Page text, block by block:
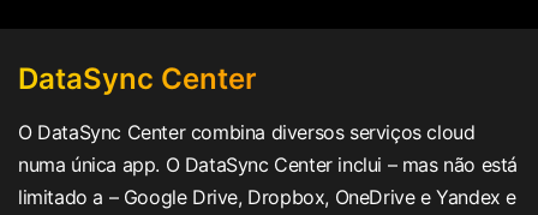
DataSync Center
O DataSync Center combina diversos serviços cloud
numa única app. O DataSync Center inclui – mas não está
limitado a – Google Drive, Dropbox, OneDrive e Yandex e